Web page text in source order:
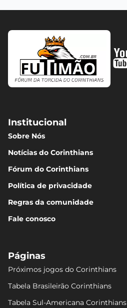
Institucional
Sobre Nós
Notícias do Corinthians
Fórum do Corinthians
Política de privacidade
Regras da comunidade
Fale conosco
Páginas
Próximos jogos do Corinthians
Tabela Brasileirão Corinthians
Tabela Sul-Americana Corinthians